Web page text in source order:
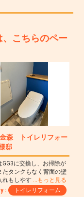
こちらのペー
森 トイレリフォー
邸
GG3に交換し、お掃除が
たタンクもなく背面の壁
れもしやす …もっと見る
:
トイレリフォーム